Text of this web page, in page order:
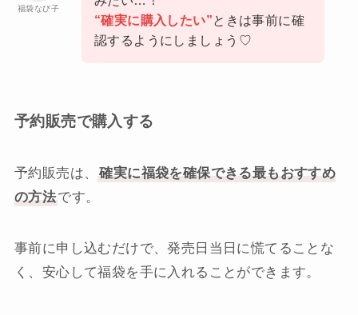
福袋なび子
“確実に購入したい” ときは事前に確
認するようにしましょう♡
予約販売で購入する
予約販売は、
確実に福袋を確保できる最もおすすめ
の方法です。
事前に申し込むだけで、発売日当日に慌てることな
く、安心して福袋を手に入れることができます。